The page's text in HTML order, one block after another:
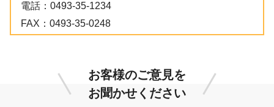
電話： 0493-35-1234
FAX： 0493-35-0248
お客様のご意見を
お聞かせください